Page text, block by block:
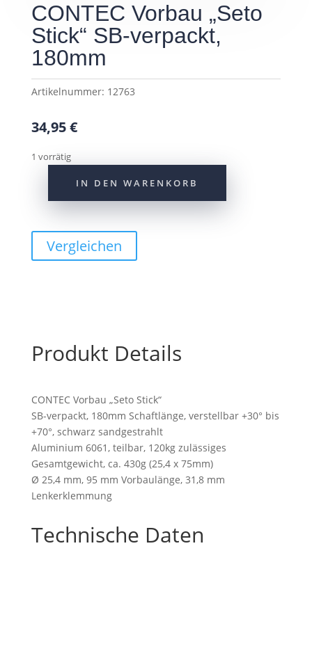
CONTEC Vorbau „Seto
Stick“ SB-verpackt,
180mm
Artikelnummer: 12763
34,95€
1 vorrätig
IN DEN WARENKORB
Vergleichen
Produkt Details
CONTEC Vorbau „Seto Stick“
SB-verpackt, 180mm Schaftlänge, verstellbar +30° bis
+70°, schwarz sandgestrahlt
Aluminium 6061, teilbar, 120kg zulässiges
Gesamtgewicht, ca. 430g (25,4 x 75mm)
Ø 25,4 mm, 95 mm Vorbaulänge, 31,8 mm
Lenkerklemmung
Technische Daten